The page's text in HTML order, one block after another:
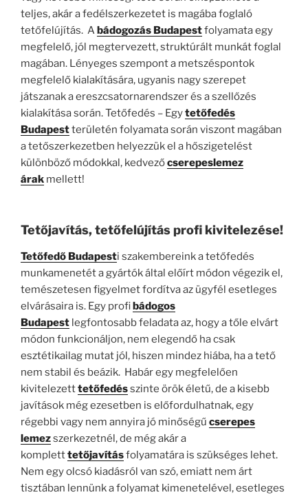
teljes, akár a fedélszerkezetet is magába foglaló
tetőfelújítás. Abádogozás Budapestfolyamata egy
megfelelő, jól megtervezett, struktúrált munkát foglal
magában. Lényeges szempont a metszéspontok
megfelelő kialakítására, ugyanis nagy szerepet
játszanak a ereszcsatornarendszer és a szellőzés
kialakítása során. Tetőfedés – Egytetőfedés
Budapestterületén folyamata során viszont magában
a tetőszerkezetben helyezzük el a hőszigetelést
különböző módokkal, kedvezőcserepeslemez
árak mellett!
Tetőjavítás, tetőfelújítás profi kivitelezése!
Tetőfedő Budapesti szakembereink a tetőfedés
munkamenetét a gyártók által előírt módon végezik el,
temészetesen figyelmet fordítva az ügyfél esetleges
elvárásaira is. Egy profibádogos
Budapest legfontosabb feladata az, hogy a tőle elvárt
módon funkcionáljon, nem elegendő ha csak
esztétikailag mutat jól, hiszen mindez hiába, ha a tető
nem stabil és beázik. Habár egy megfelelően
kivitelezetttetőfedésszinte örök életű, de a kisebb
javítások még ezesetben is előfordulhatnak, egy
régebbi vagy nem annyira jó minőségű cserepes
lemezszerkezetnél, de még akár a
kompletttetőjavításfolyamatára is szükséges lehet.
Nem egy olcsó kiadásról van szó, emiatt nem árt
tisztában lennünk a folyamat kimenetelével, esetleges